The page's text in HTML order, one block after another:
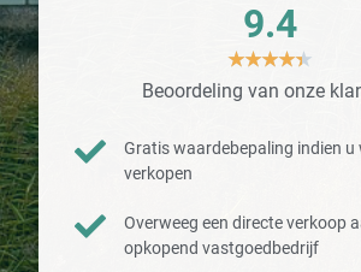
9.4
★★★★★
Beoordeling van onze
Gratis waardebepaling indien u
verkopen
Overweeg een directe verkoop
opkopend vastgoedbedrijf